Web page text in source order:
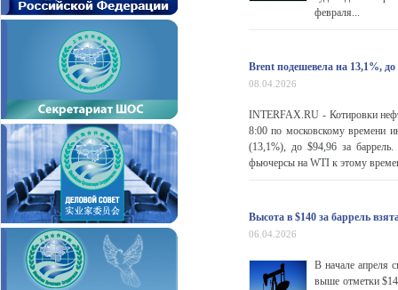
февраля...
Brent подешевела на 13,1%, до
08.04.2026
INTERFAX.RU - Котировки
8:00 по московскому времени
(13,1%), до $94,96 за
фьючерсы на WTI к этому
Высота в $140 за баррель
06.04.2026
В начале апреля
выше отметки